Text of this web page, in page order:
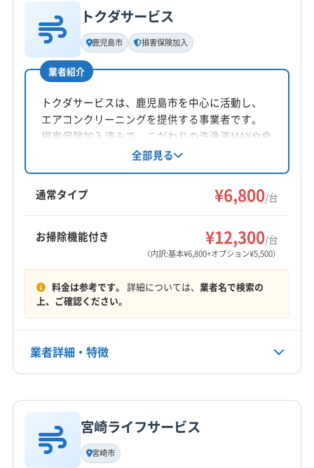
基本情報
代表者名
小川優弥
所在地
鹿児島県隼人町真孝2515-11
対応地域
いちき串木野市 阿久根市
伊佐市
奄美市 薩摩川内市 志布志市
指宿市
鹿屋市
鹿児島市
曽於市
姶良郡湧水町
肝属郡肝付町
肝属郡錦江町
肝属郡南大隅町
出水郡長島町
曽於郡大崎町
(宮崎県) えびの市
(宮崎県) 延岡市
(宮崎県) 小林市
9:00〜18:00
定休日
電話番号
公式HP
公式サイトなし
トクダサービス
鹿児島市 損害保険加入
業者紹介
トクダサービスは、鹿児島市を中心に活動し、
エアコンクリーニングを提供する事業者です。
損害保険加入済みで、こだわりの洗浄液MAXや食
品原料100%の抗菌コートを使用。丁寧な作業と
コロナ対策を徹底し、安心・安全なサービスを
提供します。オプションで室外機洗浄や消臭抗
菌コートも対応可能です。
全部見る
通常タイプ ¥6,800/台
お掃除機能付き ¥12,300/台
（内訳:基本¥6,800+オプション¥5,500）
料金は参考です。 詳細については、 業者名で検索の
上、ご確認ください。
業者詳細・特徴
基本情報
代表者名
徳田量
宮崎ライフサービス
宮崎市